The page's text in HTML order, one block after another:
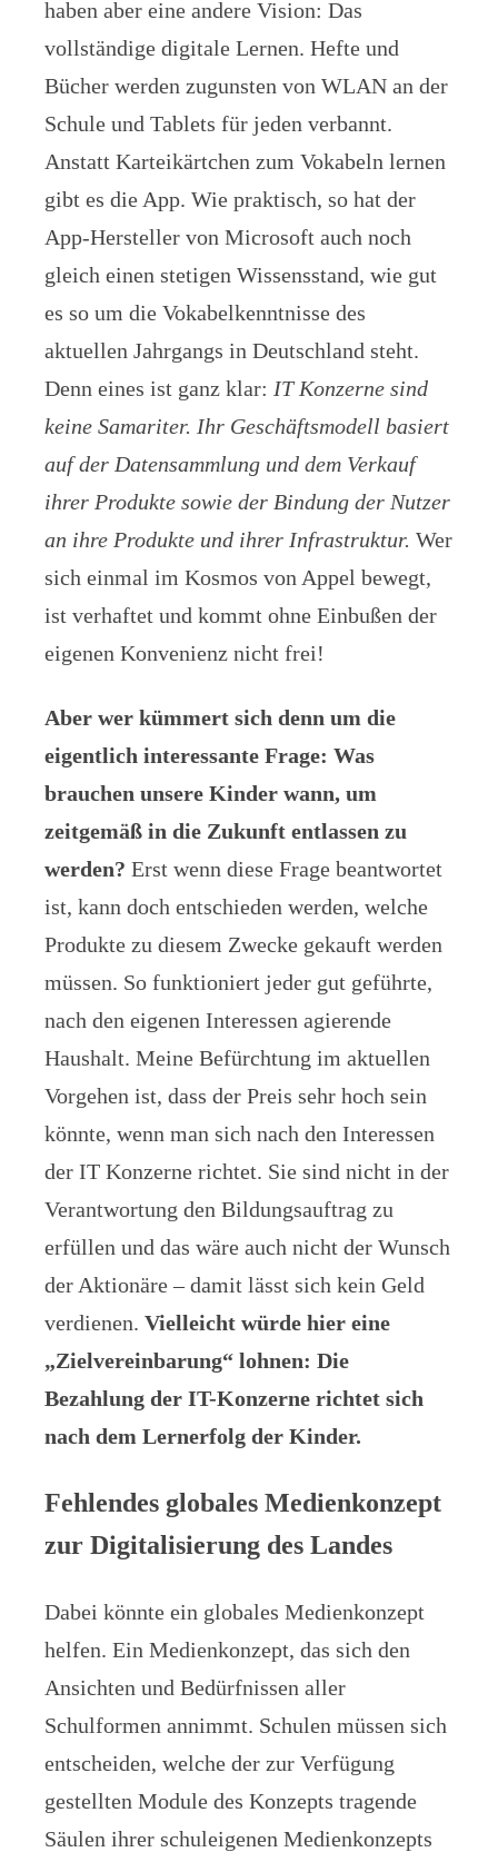
haben aber eine andere Vision: Das
vollständige digitale Lernen. Hefte und
Bücher werden zugunsten von WLAN an der
Schule und Tablets für jeden verbannt.
Anstatt Karteikärtchen zum Vokabeln lernen
gibt es die App. Wie praktisch, so hat der
App-Hersteller von Microsoft auch noch
gleich einen stetigen Wissensstand, wie gut
es so um die Vokabelkenntnisse des
aktuellen Jahrgangs in Deutschland steht.
Denn eines ist ganz klar: IT Konzerne sind
keine Samariter. Ihr Geschäftsmodell basiert
auf der Datensammlung und dem Verkauf
ihrer Produkte sowie der Bindung der Nutzer
an ihre Produkte und ihrer Infrastruktur. Wer
sich einmal im Kosmos von Appel bewegt,
ist verhaftet und kommt ohne Einbußen der
eigenen Konvenienz nicht frei!
Aber wer kümmert sich denn um die
eigentlich interessante Frage: Was
brauchen unsere Kinder wann, um
zeitgemäß in die Zukunft entlassen zu
werden? Erst wenn diese Frage beantwortet
ist, kann doch entschieden werden, welche
Produkte zu diesem Zwecke gekauft werden
müssen. So funktioniert jeder gut geführte,
nach den eigenen Interessen agierende
Haushalt. Meine Befürchtung im aktuellen
Vorgehen ist, dass der Preis sehr hoch sein
könnte, wenn man sich nach den Interessen
der IT Konzerne richtet. Sie sind nicht in der
Verantwortung den Bildungsauftrag zu
erfüllen und das wäre auch nicht der Wunsch
der Aktionäre – damit lässt sich kein Geld
verdienen. Vielleicht würde hier eine
„Zielvereinbarung“ lohnen: Die
Bezahlung der IT-Konzerne richtet sich
nach dem Lernerfolg der Kinder.
Fehlendes globales Medienkonzept
zur Digitalisierung des Landes
Dabei könnte ein globales Medienkonzept
helfen. Ein Medienkonzept, das sich den
Ansichten und Bedürfnissen aller
Schulformen annimmt. Schulen müssen sich
entscheiden, welche der zur Verfügung
gestellten Module des Konzepts tragende
Säulen ihrer schuleigenen Medienkonzepts